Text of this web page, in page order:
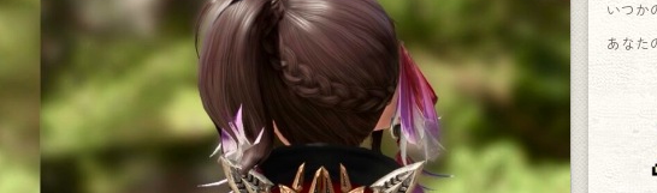
いつか
あなた